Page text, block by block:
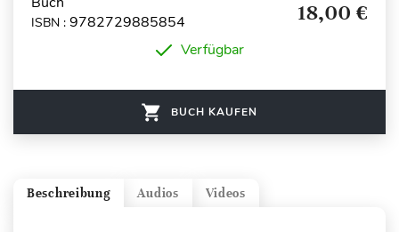
ISBN : 9782729885854 18,00 €
Verfügbar
BUCH KAUFEN
Videos
Audios
Beschreibung